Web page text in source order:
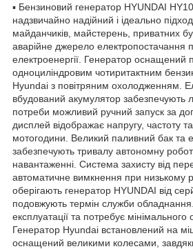
▪ Бензиновий генератор HYUNDAI
надзвичайно надійний і ідеально
майданчиків, майстерень, приватних
аварійне джерело електропостачання
електроенергії. Генератор оснащений
одноциліндровим чотиритактним
Hyundai з повітряним охолодженням.
вбудований акумулятор забезпечують
потреби можливий ручний запуск за
дисплей відображає напругу, частоту
мотогодини. Великий паливний бак та
забезпечують тривалу автономну
навантаженні. Система захисту від
автоматичне вимкнення при низькому
оберігають генератор HYUNDAI від
подовжують термін служби
експлуатації та потребує мінімального
Генератор Hyundai встановлений на
оснащений великими колесами,